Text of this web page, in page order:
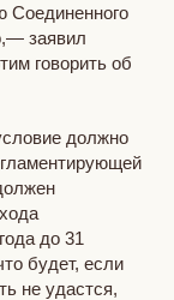
Соединенного
заявил
говорить об
должно
до 31
будет, если
не удастся,